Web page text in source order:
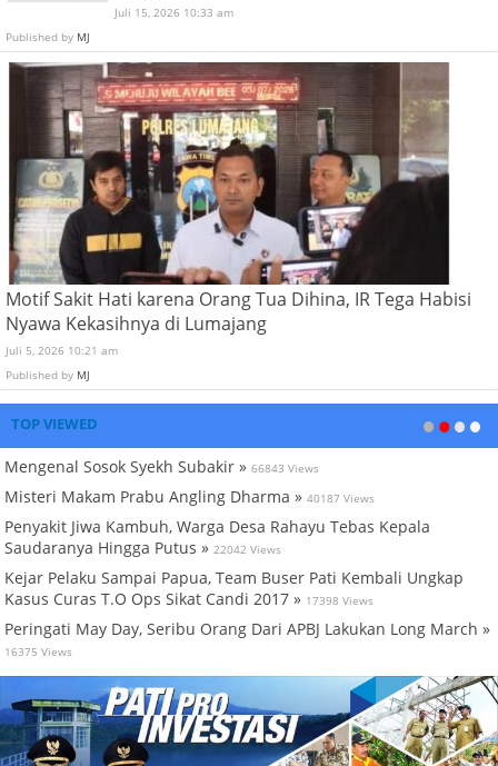
Juli 15, 2026 10:33 am
Published by MJ
Motif Sakit Hati karena Orang Tua Dihina, IR Tega Habisi
Nyawa Kekasihnya di Lumajang
Juli 5, 2026 10:21 am
Published by MJ
TOP VIEWED
Mengenal Sosok Syekh Subakir » 66843 Views
Misteri Makam Prabu Angling Dharma » 40187 Views
Penyakit Jiwa Kambuh, Warga Desa Rahayu Tebas Kepala
Saudaranya Hingga Putus » 22042 Views
Kejar Pelaku Sampai Papua, Team Buser Pati Kembali Ungkap
Kasus Curas T.O Ops Sikat Candi 2017 » 17398 Views
Peringati May Day, Seribu Orang Dari APBJ Lakukan Long March »
16375 Views